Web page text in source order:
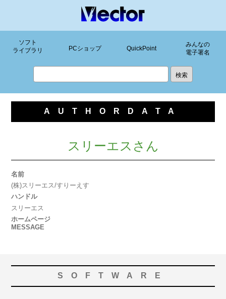
ソフト
ライブラリ
PCショップ QuickPoint
みんなの
電子署名
AUTHORDATA
スリーエスさん
名前
(株)スリーエス/すりーえす
ハンドル
スリーエス
ホームページ
MESSAGE
SOFTWARE